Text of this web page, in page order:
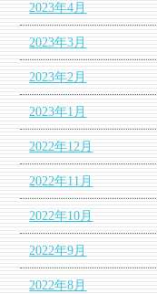
2023年4月
2023年3月
2023年2月
2023年1月
2022年12月
2022年11月
2022年10月
2022年9月
2022年8月